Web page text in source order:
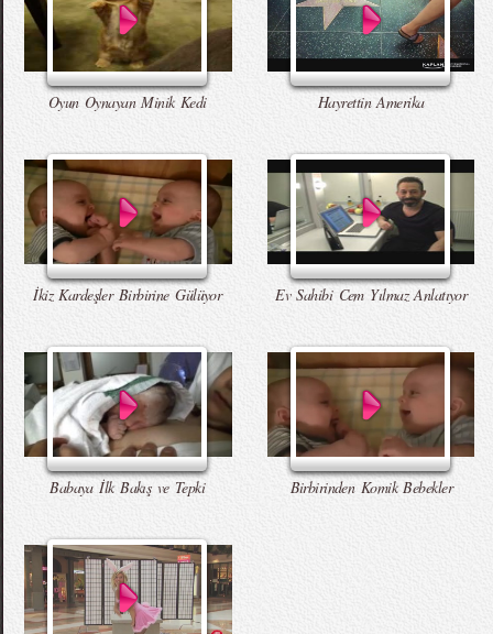
Oyun Oynayan Minik Kedi Hayrettin Amerika
İkiz Kardeşler Birbirine Gülüyor Ev Sahibi Cem Yılmaz Anlatıyor
Babaya İlk Bakış ve Tepki Birbirinden Komik Bebekler